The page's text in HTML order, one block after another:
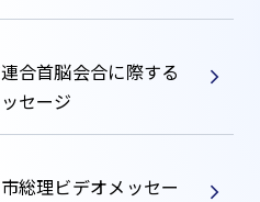
合首脳会合に際する
セージ
理ビデオメッセー